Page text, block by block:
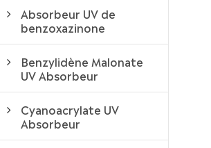
Absorbeur UV de
benzoxazinone
Benzylidène Malonate
UV Absorbeur
Cyanoacrylate UV
Absorbeur